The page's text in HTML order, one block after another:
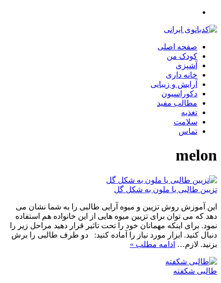
صفحه اصلی
کودک من
آشپزی
خانه داری
آرایش و زیبایی
دکوراسیون
مطالب مفید
تغذیه
سلامت
تماس
melon
تزیین طالبی یا ملون به شکل گل
این آموزش روش تزیین و میوه آرایی طالبی را به شما نشان می
دهد که می توان برای تزیین میوه هایی از این خانواده هم استفاده
نمود. برای اینکه مهمانان خود را تحت تاثیر قرار دهید مراحل زیر را
دنبال کنید. ابزار مورد نیاز را آماده کنید: دو طرف طالبی را برش
بزنید. لازم… ادامه مطلب »
طالبی شکفته